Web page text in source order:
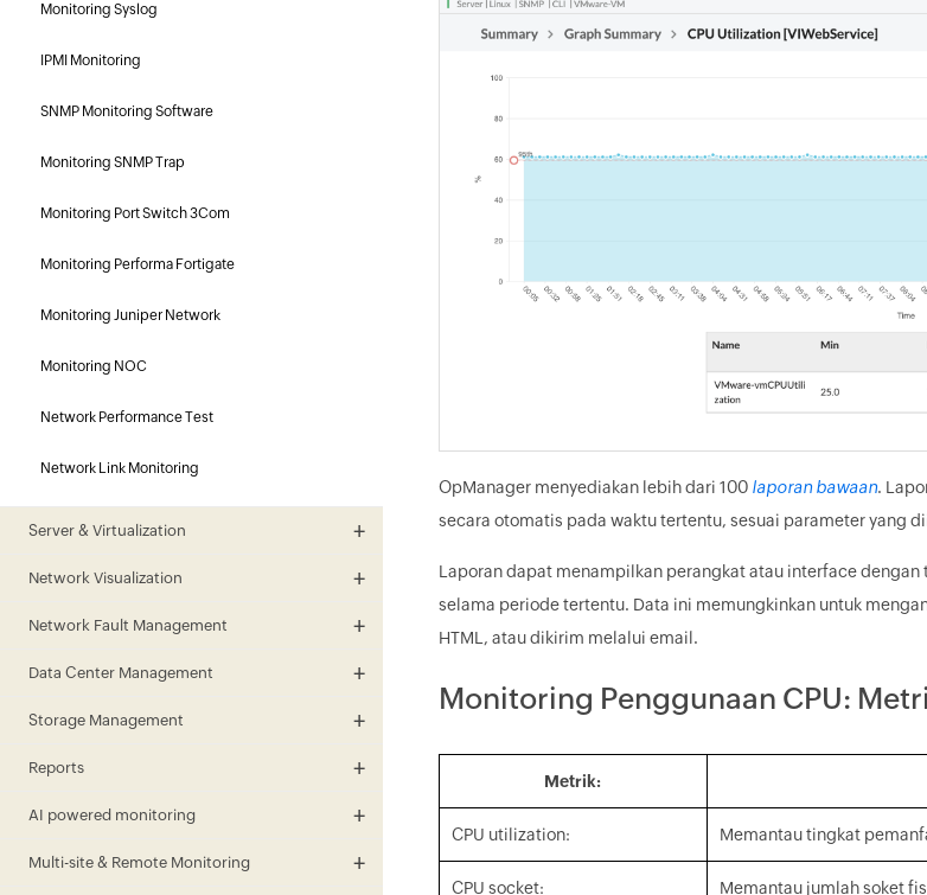
Monitoring Syslog
IPMI Monitoring
SNMP Monitoring Software
Monitoring SNMP Trap
Monitoring Port Switch 3Com
Monitoring Performa Fortigate
Monitoring Juniper Network
Monitoring NOC
Network Performance Test
Network Link Monitoring
Server & Virtualization
Network Visualization
Network Fault Management
Data Center Management
Storage Management
Reports
AI powered monitoring
Multi-site & Remote Monitoring
OpManager menyediakan lebih dari 100 laporan bawaan.
secara otomatis pada waktu tertentu, sesuai parameter yang
Laporan dapat menampilkan perangkat atau interface
selama periode tertentu. Data ini memungkinkan untuk
HTML, atau dikirim melalui email.
Monitoring Penggunaan CPU:
Metrik:
CPU utilization: Memantau tingkat
CPU socket: Memantau jumlah soket